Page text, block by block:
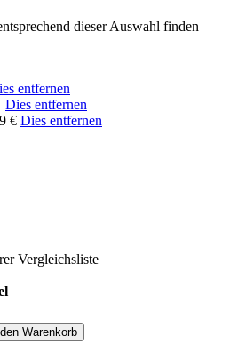
dieser Auswahl finden
entfernen
Dies entfernen
€ Dies entfernen
Vergleichsliste
den Warenkorb